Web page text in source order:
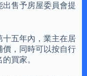
售予房屋委員會提
十五年內，業主在居
價，同時可以按自行
買家。